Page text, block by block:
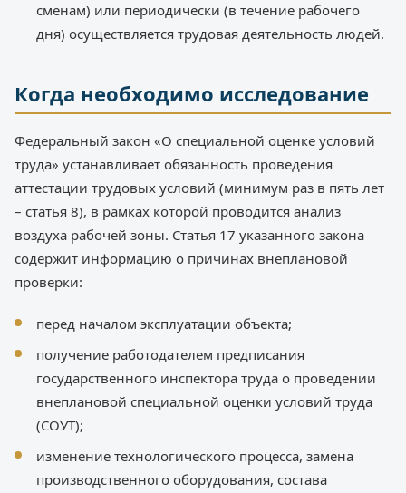
сменам) или периодически (в течение рабочего
дня) осуществляется трудовая деятельность людей.
Когда необходимо исследование
Федеральный закон «О специальной оценке условий
труда» устанавливает обязанность проведения
аттестации трудовых условий (минимум раз в пять лет
– статья 8), в рамках которой проводится анализ
воздуха рабочей зоны. Статья 17 указанного закона
содержит информацию о причинах внеплановой
проверки:
перед началом эксплуатации объекта;
получение работодателем предписания
государственного инспектора труда о проведении
внеплановой специальной оценки условий труда
(СОУТ);
изменение технологического процесса, замена
производственного оборудования, состава